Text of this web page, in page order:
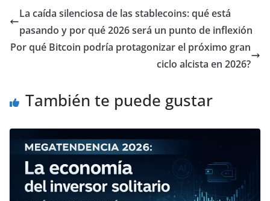
La caída silenciosa de las stablecoins: qué está
pasando y por qué 2026 será un punto de inflexión
Por qué Bitcoin podría protagonizar el próximo gran
ciclo alcista en 2026?
También te puede gustar